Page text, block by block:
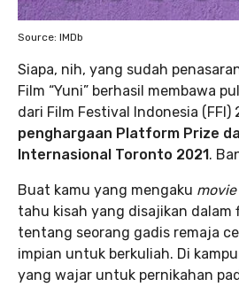
Source: IMDb
Siapa, nih, yang sudah
Film “Yuni” berhasil membawa
dari Film Festival Indonesia (FFI)
penghargaan Platform Prize
Internasional Toronto 2021.
Buat kamu yang mengaku
tahu kisah yang disajikan dalam
tentang seorang gadis remaja
impian untuk berkuliah. Di
yang wajar untuk pernikahan